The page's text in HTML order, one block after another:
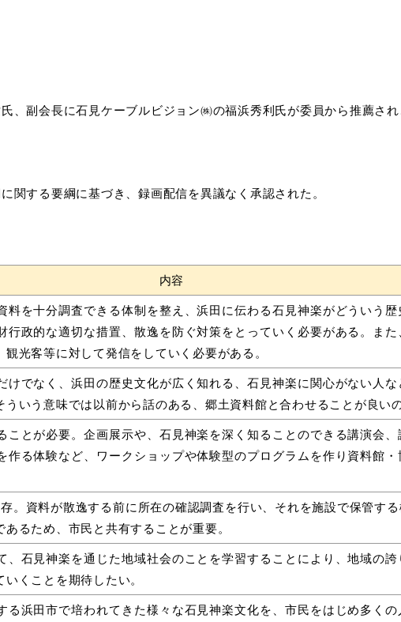
会長に石見ケーブルビジョン㈱の福浜秀利氏が委員から推薦され
る要綱に基づき、録画配信を異議なく承認された。
内容
を十分調査できる体制を整え、浜田に伝わる石見神楽がどういう
行政的な適切な措置、散逸を防ぐ対策をとっていく必要がある。ま
光客等に対して発信をしていく必要がある。
でなく、浜田の歴史文化が広く知れる、石見神楽に関心がない人な
いう意味では以前から話のある、郷土資料館と合わせることが良い
とが必要。企画展示や、石見神楽を深く知ることのできる講演会、
作る体験など、ワークショップや体験型のプログラムを作り資料館
。資料が散逸する前に所在の確認調査を行い、それを施設で保管する
るため、市民と共有することが重要。
石見神楽を通じた地域社会のことを学習することにより、地域の
くことを期待したい。
浜田市で培われてきた様々な石見神楽文化を、市民をはじめ多くの